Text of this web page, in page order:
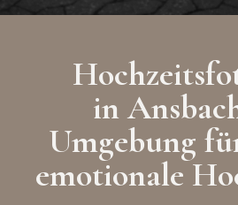
in
Umgebung
emotionale